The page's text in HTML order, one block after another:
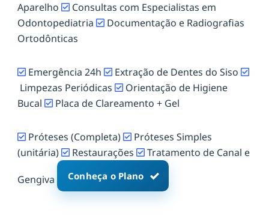
Aparelho
Consultas com Especialistas em
Odontopediatria
Documentação e Radiografias
Ortodônticas
Emergência 24h
Extração de Dentes do Siso
Limpezas Periódicas
Orientação de Higiene
Bucal
Placa de Clareamento + Gel
Próteses (Completa)
Próteses Simples
(unitária)
Restaurações Tratamento de Canal e
Gengiva Conheça o Plano